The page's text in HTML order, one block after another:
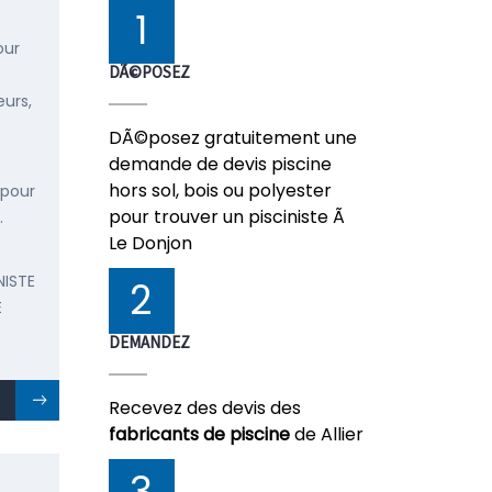
1
DÃ©POSEZ
DÃ©posez gratuitement une
demande de devis piscine
hors sol, bois ou polyester
pour trouver un pisciniste Ã
Le Donjon
2
DEMANDEZ
Recevez des devis des
fabricants de piscinede Allier